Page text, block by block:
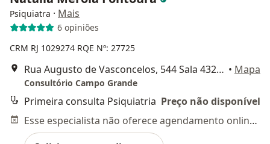
Psiquiatra · Mais
6 opiniões
CRM RJ 1029274 RQE Nº: 27725
Rua Augusto de Vasconcelos, 544 Sala 432, Rio de Janeiro • Mapa
Consultório Campo Grande
Primeira consulta Psiquiatria Preço não disponível
Esse especialista não oferece agendamento online para esse endereço.